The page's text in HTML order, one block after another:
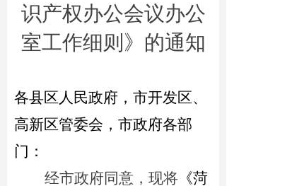
识产权办公会议办公
室工作细则》的通知
各县区人民政府，市开发区、
高新区管委会，市政府各部
门：
经市政府同意，现将 《菏